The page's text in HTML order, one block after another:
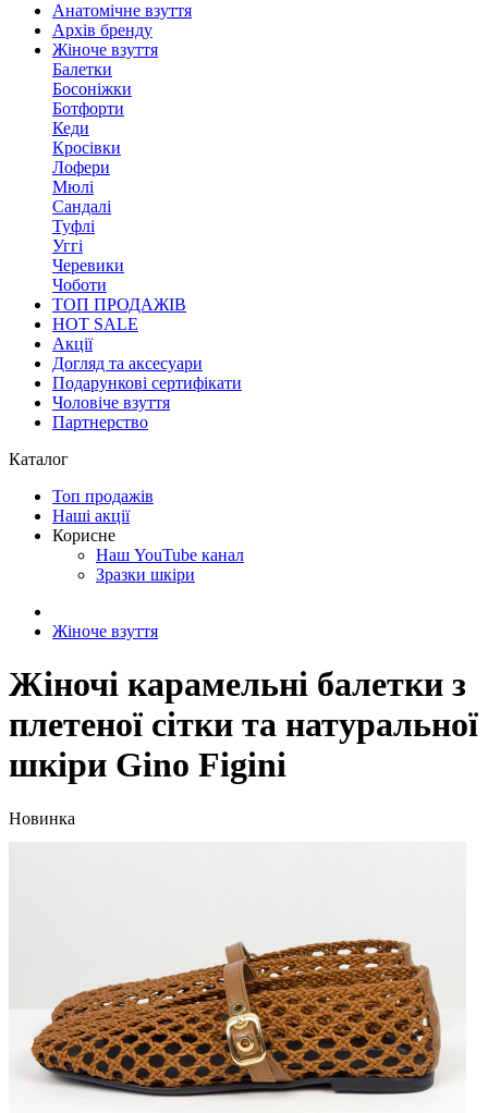
Анатомічне взуття
Архів бренду
Жіноче взуття
Балетки
Босоніжки
Ботфорти
Кеди
Кросівки
Лофери
Мюлі
Сандалі
Туфлі
Уггі
Черевики
Чоботи
ТОП ПРОДАЖІВ
HOT SALE
Акції
Догляд та аксесуари
Подарункові сертифікати
Чоловіче взуття
Партнерство
Каталог
Топ продажів
Наші акції
Корисне
Наш YouTube канал
Зразки шкіри
Жіноче взуття
Жіночі карамельні балетки з
плетеної сітки та натуральної
шкіри Gino Figini
Новинка